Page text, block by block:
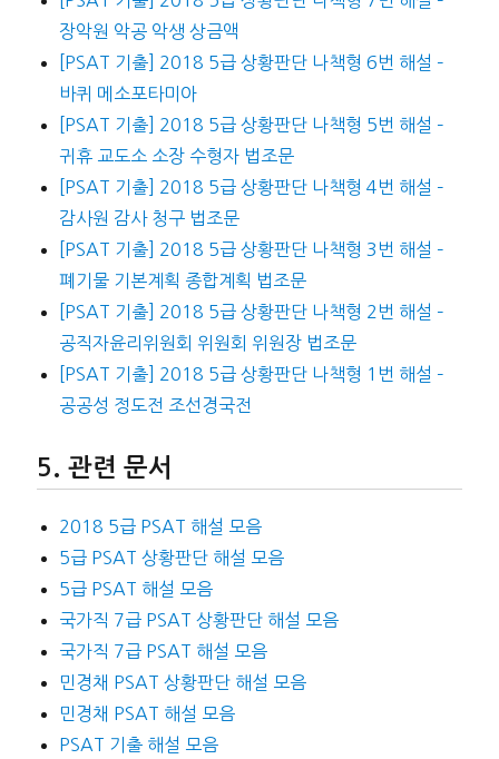
장악원 악공 악생 상금액
[PSAT 기출] 2018 5급 상황판단 나책형 6번 해설 –
바퀴 메소포타미아
[PSAT 기출] 2018 5급 상황판단 나책형 5번 해설 –
귀휴 교도소 소장 수형자 법조문
[PSAT 기출] 2018 5급 상황판단 나책형 4번 해설 –
감사원 감사 청구 법조문
[PSAT 기출] 2018 5급 상황판단 나책형 3번 해설 –
폐기물 기본계획 종합계획 법조문
[PSAT 기출] 2018 5급 상황판단 나책형 2번 해설 –
공직자윤리위원회 위원회 위원장 법조문
[PSAT 기출] 2018 5급 상황판단 나책형 1번 해설 –
공공성 정도전 조선경국전
관련 문서
2018 5급 PSAT 해설 모음
5급 PSAT 상황판단 해설 모음
5급 PSAT 해설 모음
국가직 7급 PSAT 상황판단 해설 모음
국가직 7급 PSAT 해설 모음
민경채 PSAT 상황판단 해설 모음
민경채 PSAT 해설 모음
PSAT 기출 해설 모음